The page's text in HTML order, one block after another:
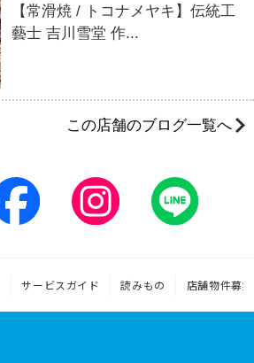
【常滑焼 / トコナメヤキ】伝統工
藝士 吉川雪堂 作...
この店舗のブログ一覧へ
サービスガイド 読みもの 店舗物件募集